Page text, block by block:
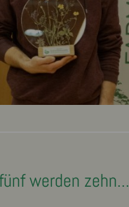
werden zehn...